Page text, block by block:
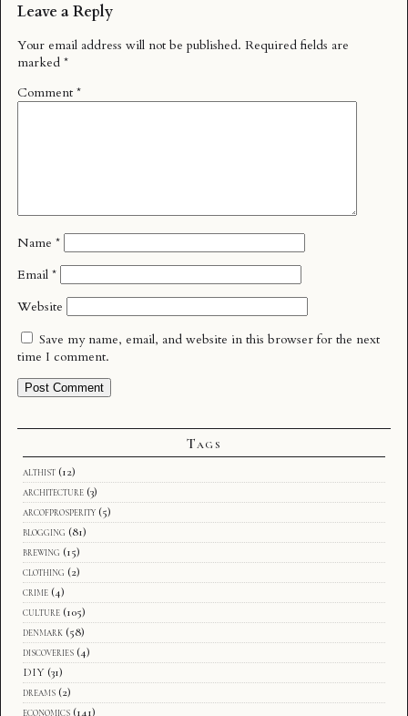
Leave a Reply
Your email address will not be published. Required fields are
marked *
Comment *
Name *
Email *
Website
Save my name, email, and website in this browser for the next
time I comment.
Tags
althist (12)
architecture (3)
arcofprosperity (5)
blogging (81)
brewing (15)
clothing (2)
crime (4)
culture (105)
denmark (58)
discoveries (4)
DIY (31)
dreams (2)
economics (141)